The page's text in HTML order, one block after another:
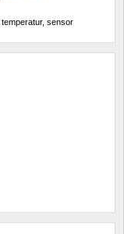
temperatur, sensor